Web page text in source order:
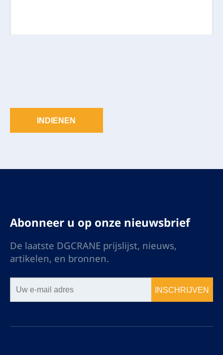
INDIENEN
Abonneer u op onze nieuwsbrief
De laatste DGCRANE prijslijst, nieuws,
artikelen, en bronnen.
INSCHRIJVEN